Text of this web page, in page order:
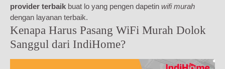
provider terbaik buat lo yang pengen dapetin wifi murah
dengan layanan terbaik.
Kenapa Harus Pasang WiFi Murah Dolok
Sanggul dari IndiHome?